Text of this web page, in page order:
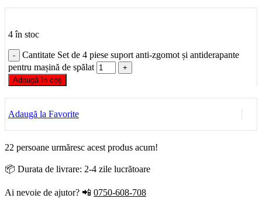
4 în stoc
Cantitate Set de 4 piese suport anti-zgomot și antiderapante
pentru mașină de spălat
Adaugă în coș
Adaugă la Favorite
22 persoane urmăresc acest produs acum!
📦 Durata de livrare: 2-4 zile lucrătoare
Ai nevoie de ajutor? 📲 0750-608-708